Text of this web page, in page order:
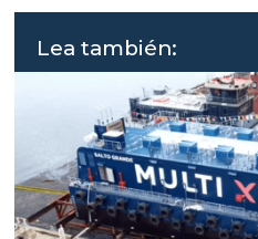
Lea también: